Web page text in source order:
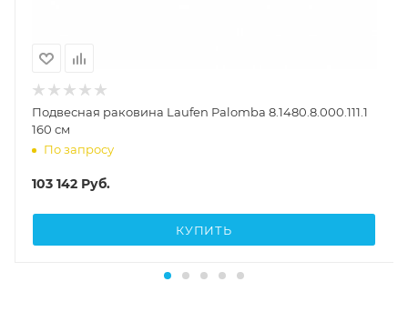
Подвесная раковина Laufen Palomba 8.1480.8.000.111.1
160 см
По запросу
103 142 Руб.
КУПИТЬ